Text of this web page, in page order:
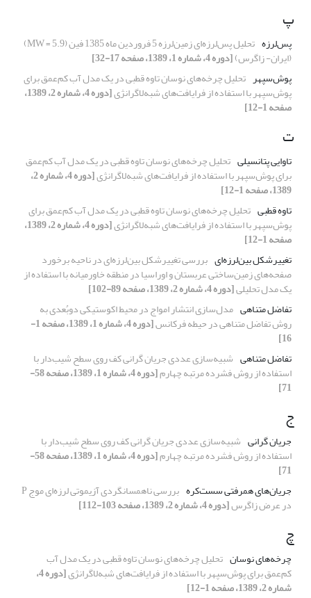
پ
پس‌لرزه تحلیل پس‌لرزه‌ای زمین‌لرزه 5 فروردین ماه 1385 فین (MW = 5.9)
(ایران- زاگرس)[دوره 4، شماره 1، 1389، صفحه 17-32]
پوش‌سپهر تحلیل چرخه‌های نوسان تاوه قطبی در یک مدل آب کم‌عمق برای
پوش‌سپهر با استفاده از فرایافت‌های شبه‌لاگرانژی [دوره 4، شماره 2، 1389،
صفحه 1-12]
ت
تاوایی پتانسیلی تحلیل چرخه‌های نوسان تاوه قطبی در یک مدل آب کم‌عمق
برای پوش‌سپهر با استفاده از فرایافت‌های شبه‌لاگرانژی [دوره 4، شماره 2،
1389، صفحه 1-12]
تاوه قطبی تحلیل چرخه‌های نوسان تاوه قطبی در یک مدل آب کم‌عمق برای
پوش‌سپهر با استفاده از فرایافت‌های شبه‌لاگرانژی [دوره 4، شماره 2، 1389،
صفحه 1-12]
تغییرشکل بین‌لرزه‌ای بررسی تغییرشکل بین‌لرزه‌ای در ناحیه برخورد
صفحه‌های زمین‌ساختی عربستان و اوراسیا در منطقه خاورمیانه با استفاده از
یک مدل تحلیلی[دوره 4، شماره 2، 1389، صفحه 89-102]
تفاضل متناهی مدل‌سازی انتشار امواج در محیط اکوستیکی دوبُعدی به
روش تفاضل متناهی در حیطه فرکانس [دوره 4، شماره 1، 1389، صفحه 1-
16]
تفاضل متناهی شبیه‌سازی عددی جریان گرانی کف روی سطح شیب‌دار با
استفاده از روش فشرده مرتبه چهارم [دوره 4، شماره 1، 1389، صفحه 58-
71]
ج
جریان گرانی شبیه‌سازی عددی جریان گرانی کف روی سطح شیب‌دار با
استفاده از روش فشرده مرتبه چهارم [دوره 4، شماره 1، 1389، صفحه 58-
71]
جریان‌های همرفتی سست‌کره
بررسی ناهمسانگردی آزیموتی لرزه‌ای موج P
در عرض زاگرس[دوره 4، شماره 2، 1389، صفحه 103-112]
چ
چرخه‌های نوسان تحلیل چرخه‌های نوسان تاوه قطبی در یک مدل آب
کم‌عمق برای پوش‌سپهر با استفاده از فرایافت‌های شبه‌لاگرانژی [دوره 4،
شماره 2، 1389، صفحه 1-12]